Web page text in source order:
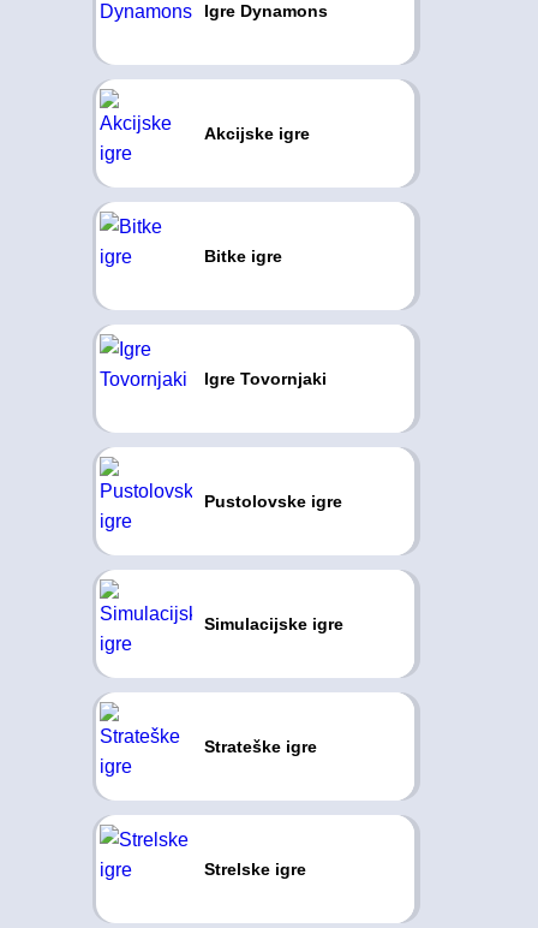
Igre Dynamons
Akcijske igre
Bitke igre
Igre Tovornjaki
Pustolovske igre
Simulacijske igre
Strateške igre
Strelske igre